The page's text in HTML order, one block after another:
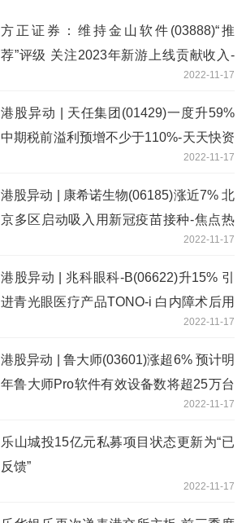
方正证券：维持金山软件(03888)“推
荐”评级 关注2023年新游上线贡献收入-
2022-11-17
港股异动 | 天任集团(01429)一度升59%
中期税前溢利预增不少于110%-天天快资
2022-11-17
港股异动 | 康希诺生物(06185)涨近7% 北
京多区启动吸入用新冠疫苗接种-焦点热
2022-11-17
港股异动 | 兆科眼科-B(06622)升15% 引
进青光眼医疗产品TONO-i 白内障术后用
2022-11-17
港股异动 | 鲁大师(03601)涨超6% 预计明
年鲁大师Pro软件有效设备数将超25万台
该软件将有望成为集团新的业务增长点-
今日精选
2022-11-17
乐山城投15亿元私募项目状态更新为“已
反馈”
2022-11-17